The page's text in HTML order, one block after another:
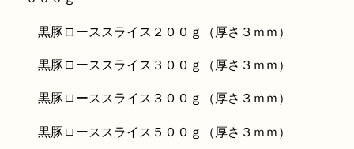
黒豚ローススライス２００ｇ（厚さ３ｍｍ）
黒豚ローススライス３００ｇ（厚さ３ｍｍ）
黒豚ローススライス３００ｇ（厚さ３ｍｍ）
黒豚ローススライス５００ｇ（厚さ３ｍｍ）